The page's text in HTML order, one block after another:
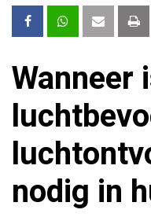
Wanneer
nodig in